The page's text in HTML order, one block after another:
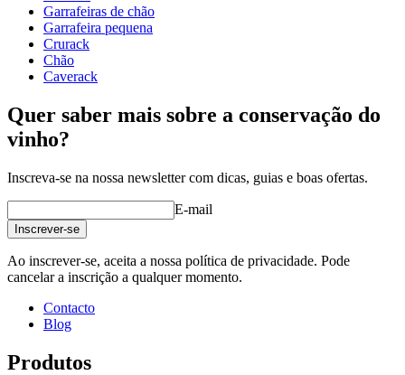
profundidade (cm)
Peso (kg)25
Garrafeiras de chão
Garrafeira pequena
Crurack
Chão
Caverack
Quer saber mais sobre a conservação do
vinho?
Inscreva-se na nossa newsletter com dicas, guias e boas ofertas.
E-mail
Inscrever-se
Ao inscrever-se, aceita a nossa política de privacidade. Pode
cancelar a inscrição a qualquer momento.
Contacto
Blog
Produtos